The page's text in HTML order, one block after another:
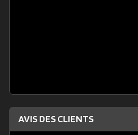
AVIS DES CLIENTS